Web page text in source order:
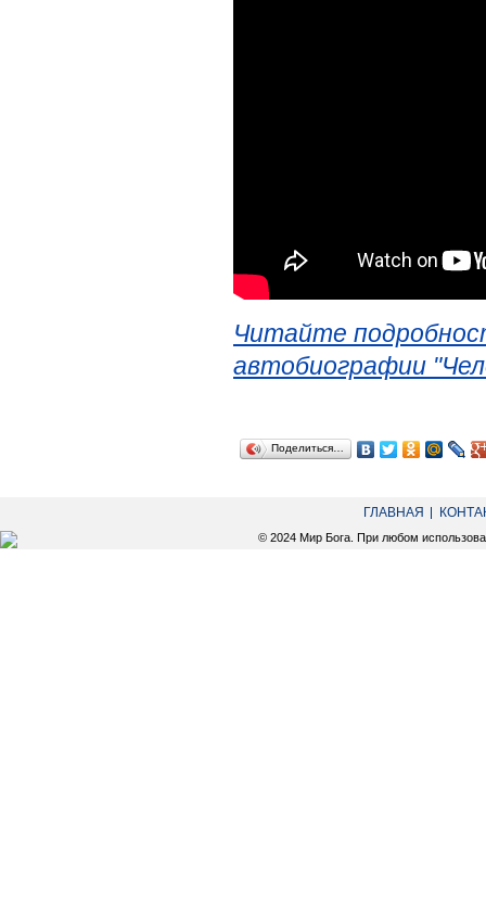
Читайте
автобиографии
Поделиться…
ГЛАВНАЯ
© 2024 Мир Бога. При любом